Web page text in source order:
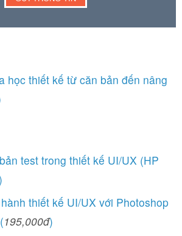
học thiết kế từ căn bản đến nâng
test trong thiết kế UI/UX (HP
thiết kế UI/UX với Photoshop
195,000đ)